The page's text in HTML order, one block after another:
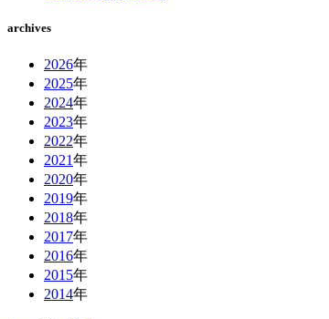
archives
2026年
2025年
2024年
2023年
2022年
2021年
2020年
2019年
2018年
2017年
2016年
2015年
2014年